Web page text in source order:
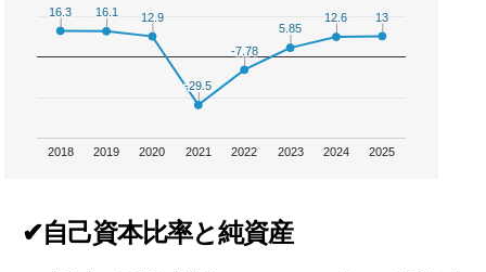
2018 2019 2020 2021 2022 2023 2024 2025
16.3
16.3 16.1
16.1 12.9
12.9
-29.5
-29.5
-7.78
-7.78
5.85
5.85
12.6
12.6 13
13
✔自己資本比率と純資産